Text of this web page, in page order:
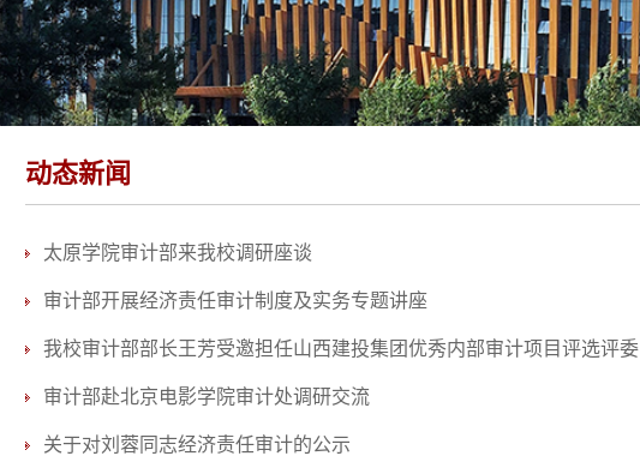
动态新闻
太原学院审计部来我校调研座谈
审计部开展经济责任审计制度及实务专题讲座
我校审计部部长王芳受邀担任山西建投集团优秀内部审计项目评选评委
审计部赴北京电影学院审计处调研交流
关于对刘蓉同志经济责任审计的公示